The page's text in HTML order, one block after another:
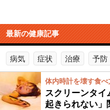
最新の健康記事
病気 症状 治療 予防
体内時計を壊す食
スクリーンタ
起きられない」